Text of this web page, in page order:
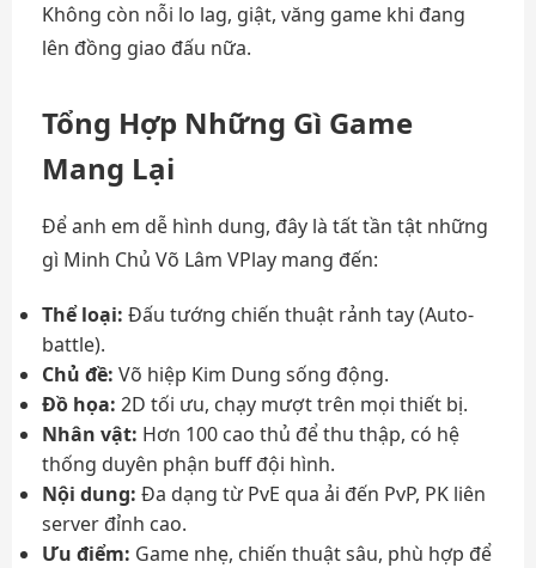
Không còn nỗi lo lag, giật, văng game khi đang
lên đồng giao đấu nữa.
Tổng Hợp Những Gì Game
Mang Lại
Để anh em dễ hình dung, đây là tất tần tật những
gì Minh Chủ Võ Lâm VPlay mang đến:
Thể loại: Đấu tướng chiến thuật rảnh tay (Auto-
battle).
Chủ đề: Võ hiệp Kim Dung sống động.
Đồ họa: 2D tối ưu, chạy mượt trên mọi thiết bị.
Nhân vật: Hơn 100 cao thủ để thu thập, có hệ
thống duyên phận buff đội hình.
Nội dung: Đa dạng từ PvE qua ải đến PvP, PK liên
server đỉnh cao.
Ưu điểm: Game nhẹ, chiến thuật sâu, phù hợp để